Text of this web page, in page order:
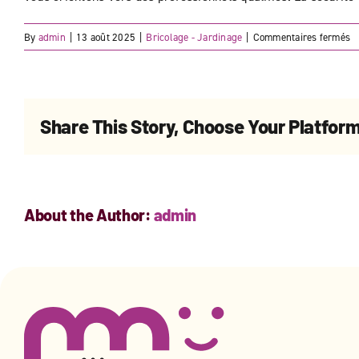
By admin 13 août 2025 Bricolage - Jardinage Commentaires ferméssur
Share This Story, Choose Your
About the Author: admin